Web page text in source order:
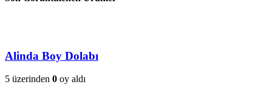
Alinda Boy Dolabı
5 üzerinden 0 oy aldı